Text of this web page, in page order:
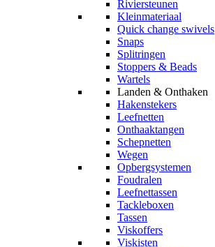
Riviersteunen
Kleinmateriaal
Quick change swivels
Snaps
Splitringen
Stoppers & Beads
Wartels
Landen & Onthaken
Hakenstekers
Leefnetten
Onthaaktangen
Schepnetten
Wegen
Opbergsystemen
Foudralen
Leefnettassen
Tackleboxen
Tassen
Viskoffers
Viskisten